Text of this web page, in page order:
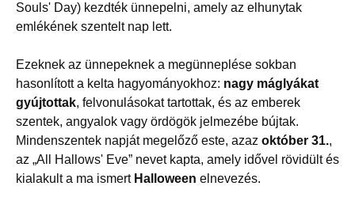
Souls' Day) kezdték ünnepelni, amely az elhunytak
emlékének szentelt nap lett.
Ezeknek az ünnepeknek a megünneplése sokban
hasonlított a kelta hagyományokhoz: nagy máglyákat
gyújtottak, felvonulásokat tartottak, és az emberek
szentek, angyalok vagy ördögök jelmezébe bújtak.
Mindenszentek napját megelőző este, azaz október 31.,
az „All Hallows' Eve” nevet kapta, amely idővel rövidült és
kialakult a ma ismert Halloween elnevezés.